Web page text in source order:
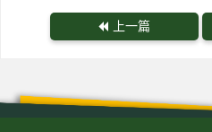
上一篇